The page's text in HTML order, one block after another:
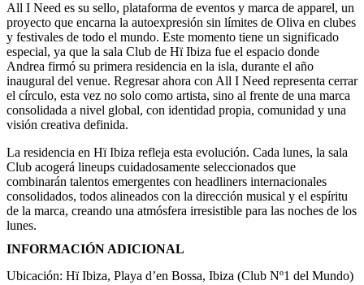
All I Need es su sello, plataforma de eventos y marca de apparel, un
proyecto que encarna la autoexpresión sin límites de Oliva en clubes
y festivales de todo el mundo. Este momento tiene un significado
especial, ya que la sala Club de Hï Ibiza fue el espacio donde
Andrea firmó su primera residencia en la isla, durante el año
inaugural del venue. Regresar ahora con All I Need representa cerrar
el círculo, esta vez no solo como artista, sino al frente de una marca
consolidada a nivel global, con identidad propia, comunidad y una
visión creativa definida.
La residencia en Hï Ibiza refleja esta evolución. Cada lunes, la sala
Club acogerá lineups cuidadosamente seleccionados que
combinarán talentos emergentes con headliners internacionales
consolidados, todos alineados con la dirección musical y el espíritu
de la marca, creando una atmósfera irresistible para las noches de los
lunes.
INFORMACIÓN ADICIONAL
Ubicación: Hï Ibiza, Playa d’en Bossa, Ibiza (Club Nº1 del Mundo)